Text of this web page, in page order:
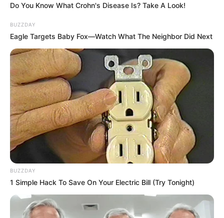
Do You Know What Crohn's Disease Is? Take A Look!
BUZZDAY
Eagle Targets Baby Fox—Watch What The Neighbor Did Next
BUZZDAY
1 Simple Hack To Save On Your Electric Bill (Try Tonight)